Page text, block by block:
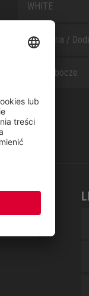
WHITE
Akcesoria /
Buty robocze